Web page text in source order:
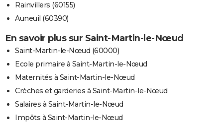
Rainvillers (60155)
Auneuil (60390)
En savoir plus sur Saint-Martin-le-Nœud
Saint-Martin-le-Nœud (60000)
Ecole primaire à Saint-Martin-le-Nœud
Maternités à Saint-Martin-le-Nœud
Crèches et garderies à Saint-Martin-le-Nœud
Salaires à Saint-Martin-le-Nœud
Impôts à Saint-Martin-le-Nœud